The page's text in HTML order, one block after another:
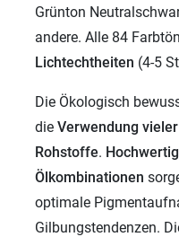
Grünton
andere. Alle 84
Lichtechtheiten (4-5
Die Ökologisch
die Verwendung vieler
Rohstoffe.
Ölkombinationen
optimale
Gilbungstendenzen.